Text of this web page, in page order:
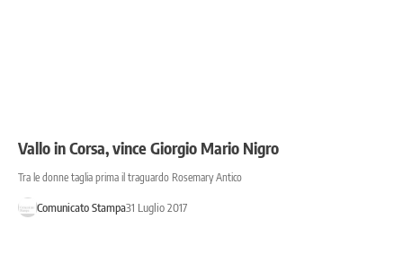
Vallo in Corsa, vince Giorgio Mario Nigro
Tra le donne taglia prima il traguardo Rosemary Antico
Comunicato Stampa31 Luglio 2017